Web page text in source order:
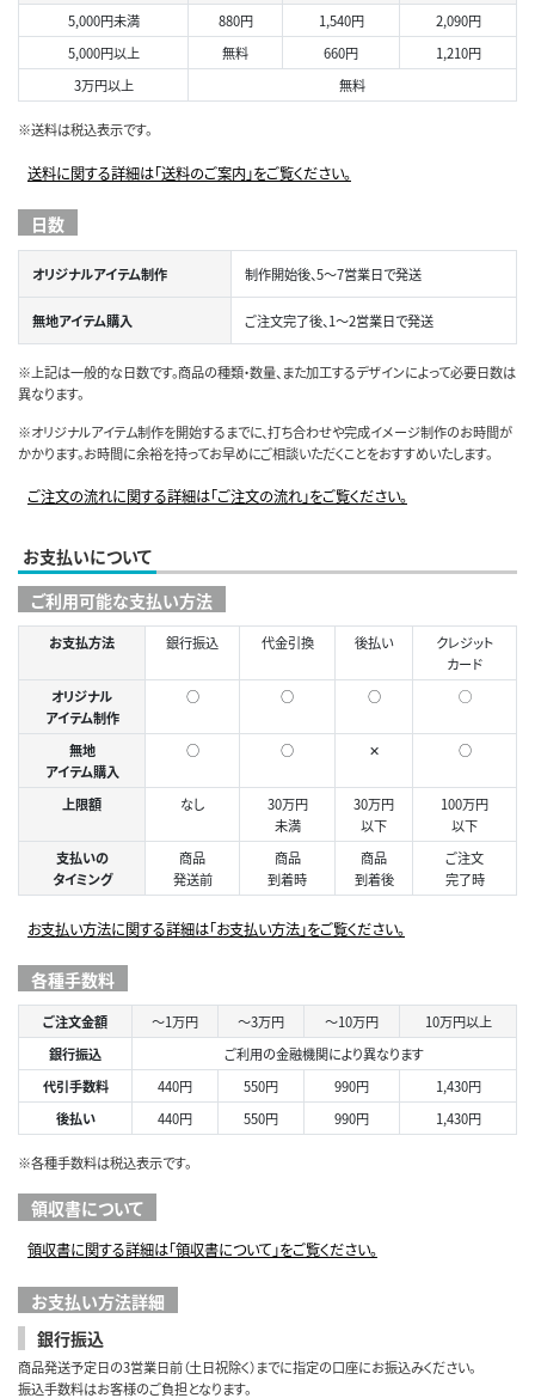
5,000円未満
880円 1,540円
2,090円
5,000円以上
無料 660円
1,210円
3万円以上
無料
※送料は税込表示です。
送料に関する詳細は「送料のご案内」をご覧ください。
日数
オリジナルアイテム制作 制作開始後、5～7営業日で発送
無地アイテム購入 ご注文完了後、1～2営業日で発送
※上記は一般的な日数です。商品の種類・数量、また加工するデザインによって必要日数は
異なります。
※オリジナルアイテム制作を開始するまでに、打ち合わせや完成イメージ制作のお時間が
かかります。お時間に余裕を持ってお早めにご相談いただくことをおすすめいたします。
ご注文の流れに関する詳細は「ご注文の流れ」をご覧ください。
お支払いについて
ご利用可能な支払い方法
お支払方法 銀行振込 代金引換 後払い
クレジット
カード
オリジナル
アイテム制作
○ ○ ○ ◯
無地
アイテム購入
○ ○ ✕ ○
上限額 なし
30万円
未満
30万円
以下
100万円
以下
支払いの
タイミング
商品
発送前
商品
到着時
商品
到着後
ご注文
完了時
お支払い方法に関する詳細は「お支払い方法」をご覧ください。
各種手数料
ご注文金額 ～1万円 ～3万円 ～10万円
10万円以上
銀行振込
ご利用の金融機関により異なります
代引手数料
440円 550円 990円
1,430円
後払い
440円 550円 990円 1,430円
※各種手数料は税込表示です。
領収書について
領収書に関する詳細は「領収書について」をご覧ください。
お支払い方法詳細
銀行振込
商品発送予定日の3営業日前（土日祝除く）までに指定の口座にお振込みください。
振込手数料はお客様のご負担となります。